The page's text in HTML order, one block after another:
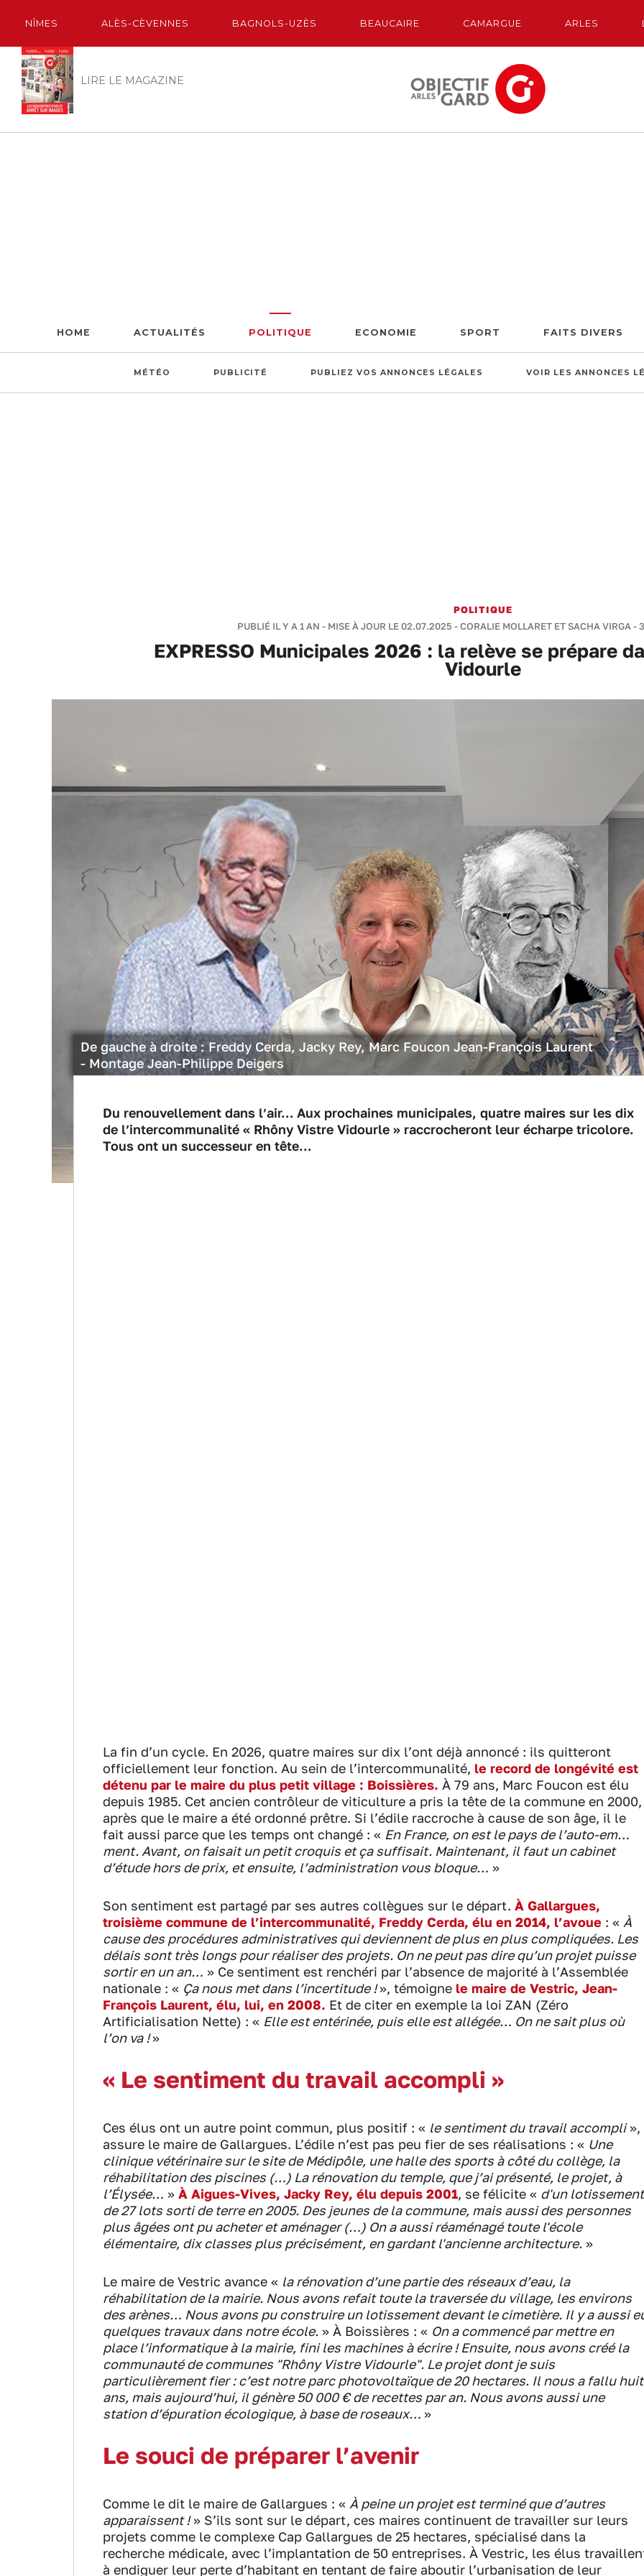
NÎMES ALÈS-CÈVENNES BAGNOLS-UZÈS BEAUCAIRE CAMARGUE ARLES
LIRE LE MAGAZINE
HOME ACTUALITÉS POLITIQUE ECONOMIE SPORT FAITS DIVERS
MÉTÉO PUBLICITÉ PUBLIEZ VOS ANNONCES LÉGALES VOIR LES ANNONCES
POLITIQUE
PUBLIÉ IL Y A 1 AN - MISE À JOUR LE 02.07.2025 -CORALIE MOLLARET ET SACHA VIRGA -
EXPRESSO Municipales 2026 : la relève se prépare
Vidourle
De gauche à droite : Freddy Cerda, Jacky Rey, Marc Foucon Jean-François Laurent
- Montage Jean-Philippe Deigers
Du renouvellement dans l’air… Aux prochaines municipales, quatre maires sur les dix
de l’intercommunalité « Rhôny Vistre Vidourle » raccrocheront leur écharpe tricolore.
Tous ont un successeur en tête…
La fin d’un cycle. En 2026, quatre maires sur dix l’ont déjà annoncé : ils quitteront
officiellement leur fonction. Au sein de l’intercommunalité, le record de longévité est
détenu par le maire du plus petit village : Boissières. À 79 ans, Marc Foucon est élu
depuis 1985. Cet ancien contrôleur de viticulture a pris la tête de la commune en 2000,
après que le maire a été ordonné prêtre. Si l’édile raccroche à cause de son âge, il le
fait aussi parce que les temps ont changé : « En France, on est le pays de l’auto-em…
ment. Avant, on faisait un petit croquis et ça suffisait. Maintenant, il faut un cabinet
d’étude hors de prix, et ensuite, l’administration vous bloque… »
Son sentiment est partagé par ses autres collègues sur le départ. À Gallargues,
troisième commune de l’intercommunalité, Freddy Cerda, élu en 2014, l’avoue : « À
cause des procédures administratives qui deviennent de plus en plus compliquées. Les
délais sont très longs pour réaliser des projets. On ne peut pas dire qu’un projet puisse
sortir en un an… » Ce sentiment est renchéri par l’absence de majorité à l’Assemblée
nationale : « Ça nous met dans l’incertitude !», témoigne le maire de Vestric, Jean-
François Laurent, élu, lui, en 2008. Et de citer en exemple la loi ZAN (Zéro
Artificialisation Nette) : « Elle est entérinée, puis elle est allégée… On ne sait plus où
l’on va !»
« Le sentiment du travail accompli »
Ces élus ont un autre point commun, plus positif : « le sentiment du travail accompli»,
assure le maire de Gallargues. L’édile n’est pas peu fier de ses réalisations : « Une
clinique vétérinaire sur le site de Médipôle, une halle des sports à côté du collège, la
réhabilitation des piscines (…) La rénovation du temple, que j’ai présenté, le projet, à
l’Élysée… » À Aigues-Vives, Jacky Rey, élu depuis 2001, se félicite « d'un lotissement
de 27 lots sorti de terre en 2005. Des jeunes de la commune, mais aussi des personnes
plus âgées ont pu acheter et aménager (…) On a aussi réaménagé toute l'école
élémentaire, dix classes plus précisément, en gardant l'ancienne architecture. »
Le maire de Vestric avance « la rénovation d’une partie des réseaux d’eau, la
réhabilitation de la mairie. Nous avons refait toute la traversée du village, les environs
des arènes… Nous avons pu construire un lotissement devant le cimetière. Il y a aussi
quelques travaux dans notre école. » À Boissières : « On a commencé par mettre en
place l’informatique à la mairie, fini les machines à écrire ! Ensuite, nous avons créé la
communauté de communes "Rhôny Vistre Vidourle". Le projet dont je suis
particulièrement fier : c’est notre parc photovoltaïque de 20 hectares. Il nous a fallu huit
ans, mais aujourd’hui, il génère 50 000 € de recettes par an. Nous avons aussi une
station d’épuration écologique, à base de roseaux… »
Le souci de préparer l’avenir
Comme le dit le maire de Gallargues : « À peine un projet est terminé que d’autres
apparaissent !» S’ils sont sur le départ, ces maires continuent de travailler sur leurs
projets comme le complexe Cap Gallargues de 25 hectares, spécialisé dans la
recherche médicale, avec l’implantation de 50 entreprises. À Vestric, les élus
à endiguer leur perte d’habitant en tentant de faire aboutir l’urbanisation de leur